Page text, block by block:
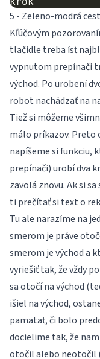
5 - Zeleno-modrá
Kľúčovým
tlačidle treba ísť
vypnutom prepínači
východ. Po urobení
robot nachádzať na
Tiež si môžeme
málo príkazov. Preto
napíšeme si funkciu,
prepínači) urobí dva
zavolá znovu. Ak si
ti prečítať si text o
Tu ale narazíme na
smerom je práve
smerom je východ a
vyriešiť tak, že vždy
sa otočí na východ
išiel na východ,
pamätať, či bolo
docielime tak, že
otočil alebo neotočil